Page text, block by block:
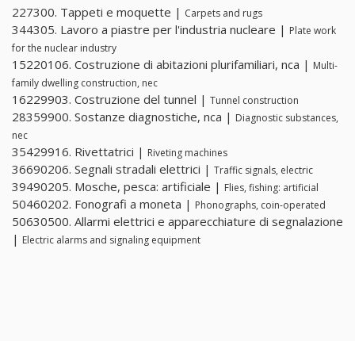
227300. Tappeti e moquette | Carpets and rugs
344305. Lavoro a piastre per l'industria nucleare | Plate work
for the nuclear industry
15220106. Costruzione di abitazioni plurifamiliari, nca | Multi-
family dwelling construction, nec
16229903. Costruzione del tunnel | Tunnel construction
28359900. Sostanze diagnostiche, nca | Diagnostic substances,
nec
35429916. Rivettatrici | Riveting machines
36690206. Segnali stradali elettrici | Traffic signals, electric
39490205. Mosche, pesca: artificiale | Flies, fishing: artificial
50460202. Fonografi a moneta | Phonographs, coin-operated
50630500. Allarmi elettrici e apparecchiature di segnalazione
| Electric alarms and signaling equipment